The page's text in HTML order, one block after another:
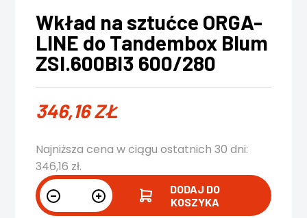
Wkład na sztućce ORGA-
LINE do Tandembox Blum
ZSI.600BI3 600/280
346,16ZŁ
Najniższa cena w ciągu ostatnich 30 dni:
346,16 zł.
DODAJ DO
KOSZYKA